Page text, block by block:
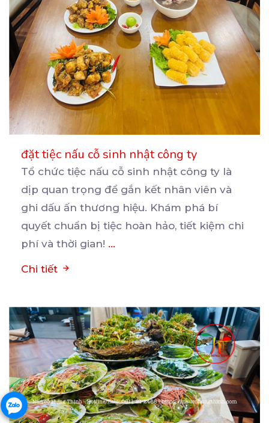
đặt tiệc nấu cỗ sinh nhật công ty
Tổ chức tiệc nấu cỗ sinh nhật công ty là
dịp quan trọng để gắn kết nhân viên và
ghi dấu ấn thương hiệu. Khám phá bí
quyết chuẩn bị tiệc hoàn hảo, tiết kiệm chi
phí và thời gian! ...
Chi tiết